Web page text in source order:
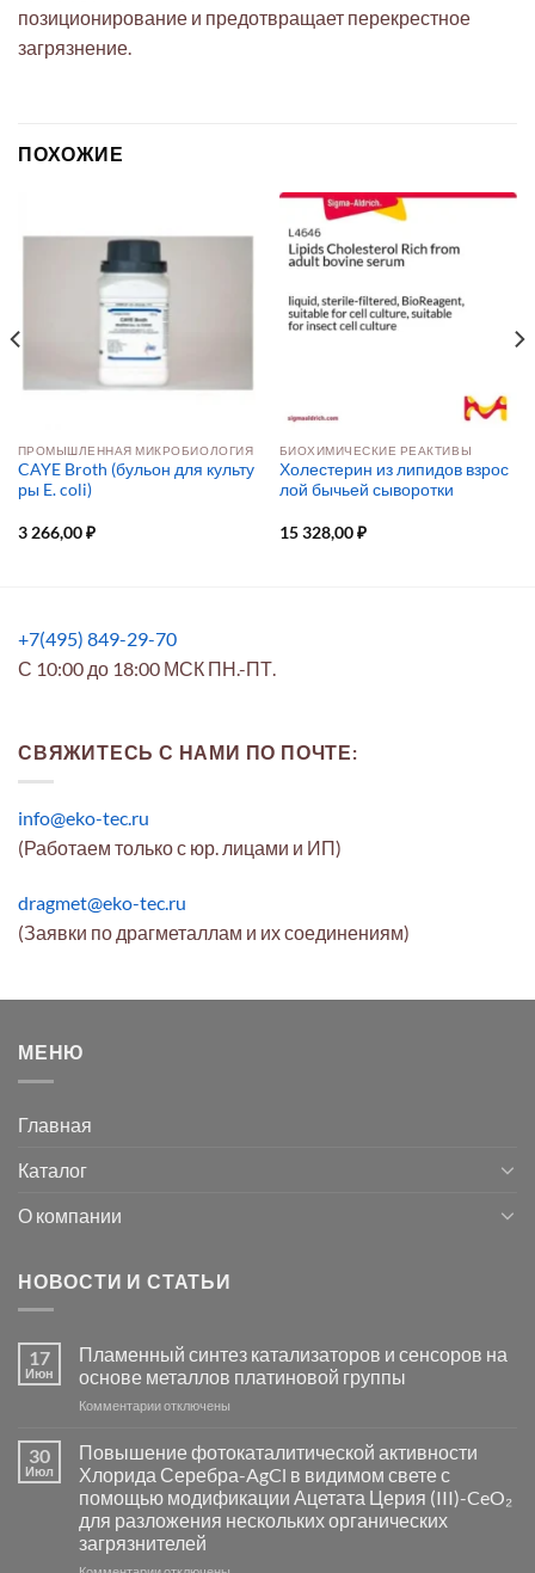
позиционирование и предотвращает перекрестное
загрязнение.
ПОХОЖИЕ
ПРОМЫШЛЕННАЯ МИКРОБИОЛОГИЯ
CAYE Broth (бульон для культу
ры E. coli)
3 266,00₽
БИОХИМИЧЕСКИЕ РЕАКТИВЫ
Холестерин из липидов взрос
лой бычьей сыворотки
15 328,00₽
+7(495) 849-29-70
С 10:00 до 18:00 МСК ПН.-ПТ.
СВЯЖИТЕСЬ С НАМИ ПО ПОЧТЕ:
info@eko-tec.ru
(Работаем только с юр. лицами и ИП)
dragmet@eko-tec.ru
(Заявки по драгметаллам и их соединениям)
МЕНЮ
Главная
Каталог
О компании
НОВОСТИ И СТАТЬИ
17
Июн
Пламенный синтез катализаторов и сенсоров на
основе металлов платиновой группы
Комментариик
Пламенный
синтез
катализаторов
и
сенсоров
на
основе
отключены
30
Июл
Повышение фотокаталитической активности
Хлорида Серебра-AgCl в видимом свете с
помощью модификации Ацетата Церия (III)-CeO₂
для разложения нескольких органических
загрязнителей